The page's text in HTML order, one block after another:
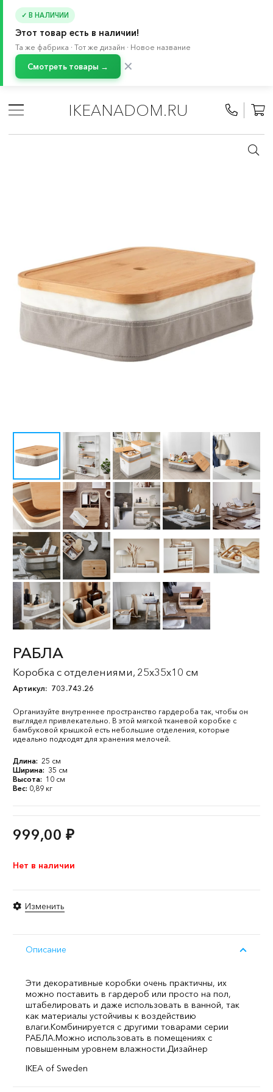
✓ В НАЛИЧИИ
Этот товар есть в наличии!
Та же фабрика · Тот же дизайн · Новое название
Смотреть товары → ✕
IKEANADOM.RU
Аксессуары для хранения
/
Аксессуары для хранения одежды
РАБЛА
Коробка с отделениями, 25x35x10 см
Артикул: 703.743.26
Организуйте внутреннее пространство гардероба так, чтобы он
выглядел привлекательно. В этой мягкой тканевой коробке с
бамбуковой крышкой есть небольшие отделения, которые
идеально подходят для хранения мелочей.
Длина: 25 см
Ширина: 35 см
Высота: 10 см
Вес: 0,89 кг
999,00 ₽
Нет в наличии
Изменить
Описание
Эти декоративные коробки очень практичны, их
можно поставить в гардероб или просто на пол,
штабелировать и даже использовать в ванной, так
как материалы устойчивы к воздействию
влаги.Комбинируется с другими товарами серии
РАБЛА.Можно использовать в помещениях с
повышенным уровнем влажности.Дизайнер
IKEA of Sweden